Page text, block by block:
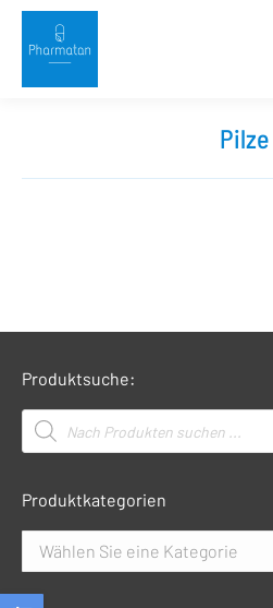
Pilze
Produktsuche:
Products
search
Produktkategorien
Wählen Sie eine Kategorie